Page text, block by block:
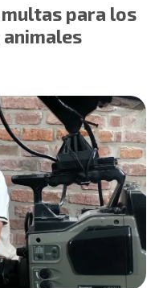
para los